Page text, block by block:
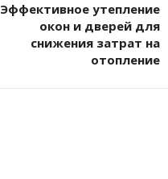
Эффективное утепление
окон и дверей для
снижения затрат на
отопление